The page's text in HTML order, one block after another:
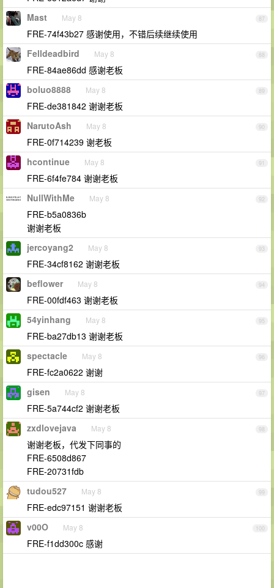
87
Mast May 8
FRE-74f43b27 感谢使用，不错后续继续使用
88
Felldeadbird May 8
FRE-84ae86dd 感谢老板
89
boluo8888 May 8
FRE-de381842 谢谢老板
90
NarutoAsh May 8
FRE-0f714239 谢老板
91
hcontinue May 8
FRE-6f4fe784 谢谢老板
92
NullWithMe May 8
FRE-b5a0836b
谢谢老板
93
jercoyang2 May 8
FRE-34cf8162 谢谢老板
94
beflower May 8
FRE-00fdf463 谢谢老板
95
54yinhang May 8
FRE-ba27db13 谢谢老板
96
spectacle May 8
FRE-fc2a0622 谢谢
97
gisen May 8
FRE-5a744cf2 谢谢老板
98
zxdlovejava May 8
谢谢老板，代发下同事的
FRE-6508d867
FRE-20731fdb
99
tudou527 May 8
FRE-edc97151 谢谢老板
100
v00O May 8
FRE-f1dd300c 感谢